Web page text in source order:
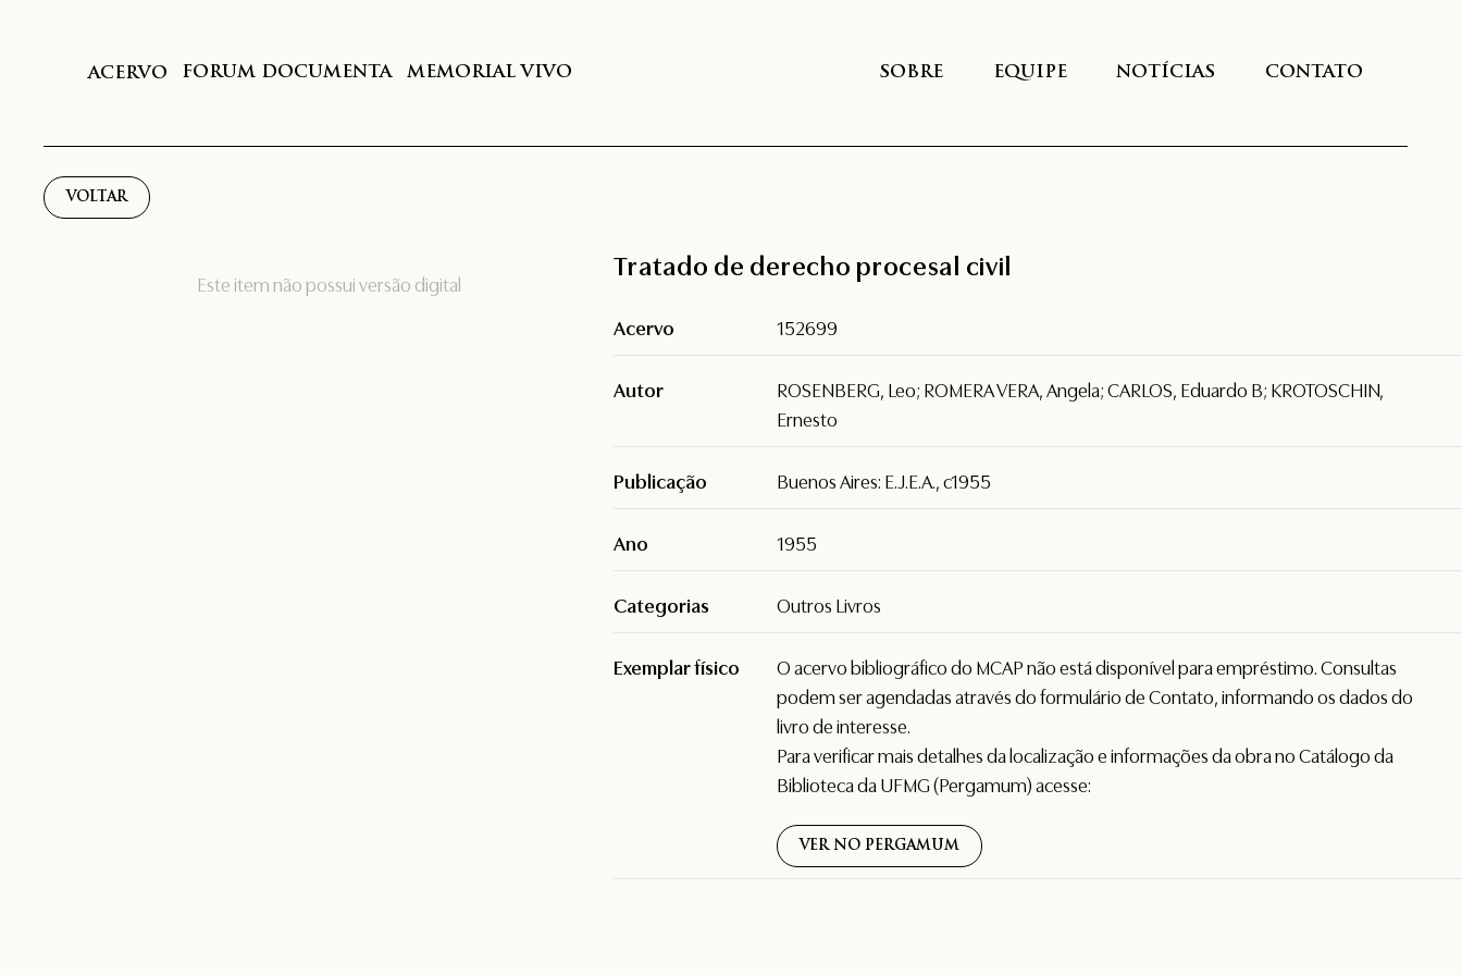
ACERVO FORUM DOCUMENTA MEMORIAL VIVO SOBRE EQUIPE NOTÍCIAS CONTATO
VOLTAR
Este item não possui versão digital
Tratado de derecho procesal civil
Acervo 152699
Autor
ROSENBERG, Leo; ROMERA VERA, Angela; CARLOS, Eduardo B; KROTOSCHIN,
Ernesto
Publicação Buenos Aires: E.J.E.A., c1955
Ano 1955
Categorias Outros Livros
Exemplar físico
O acervo bibliográfico do MCAP não está disponível para empréstimo. Consultas
podem ser agendadas através do formulário deContato, informando os dados do
livro de interesse.
Para verificar mais detalhes da localização e informações da obra no Catálogo da
Biblioteca da UFMG (Pergamum) acesse:
VER NO PERGAMUM